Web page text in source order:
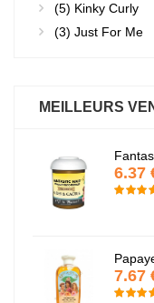
(5) Kinky Curly
(3) Just For Me
MEILLEURS
6.37
7.67